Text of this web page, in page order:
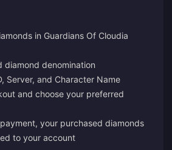
in Guardians Of Cloudia
diamond denomination
Server, and Character Name
and choose your preferred
your purchased diamonds
to your account